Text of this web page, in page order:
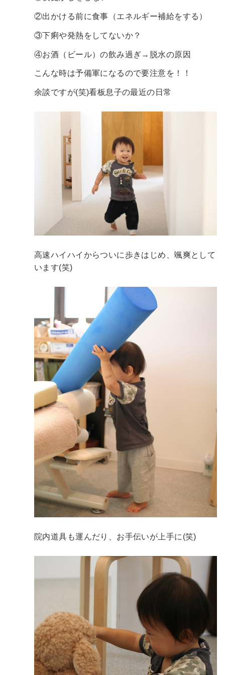
②出かける前に食事（エネルギー補給をする）
③下痢や発熱をしてないか？
④お酒（ビール）の飲み過ぎ→脱水の原因
こんな時は予備軍になるので要注意を！！
余談ですが(笑)看板息子の最近の日常
高速ハイハイからついに歩きはじめ、颯爽として
います(笑)
院内道具も運んだり、お手伝いが上手に(笑)